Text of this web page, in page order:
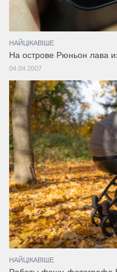
НАЙЦІКАВІШЕ
На острове Рюньон лава
04.04.2007
НАЙЦІКАВІШЕ